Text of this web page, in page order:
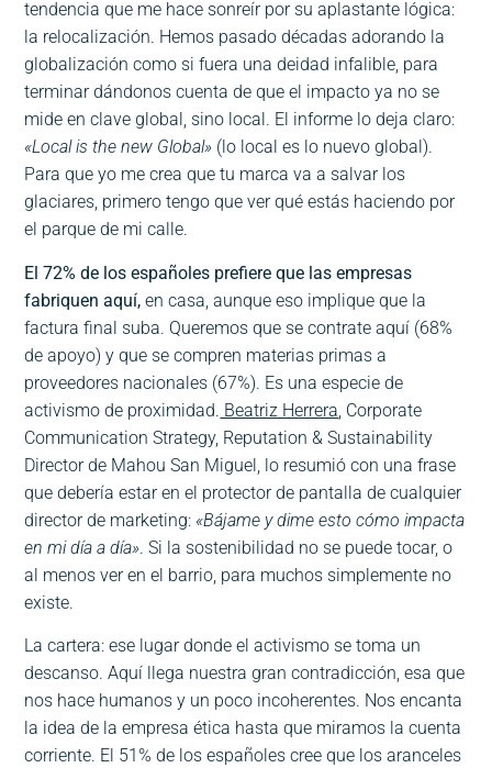
tendencia que me hace sonreír por su aplastante lógica:
la relocalización. Hemos pasado décadas adorando la
globalización como si fuera una deidad infalible, para
terminar dándonos cuenta de que el impacto ya no se
mide en clave global, sino local. El informe lo deja claro:
«Local is the new Global» (lo local es lo nuevo global).
Para que yo me crea que tu marca va a salvar los
glaciares, primero tengo que ver qué estás haciendo por
el parque de mi calle.
El 72% de los españoles prefiere que las empresas
fabriquen aquí, en casa, aunque eso implique que la
factura final suba. Queremos que se contrate aquí (68%
de apoyo) y que se compren materias primas a
proveedores nacionales (67%). Es una especie de
activismo de proximidad. Beatriz Herrera , Corporate
Communication Strategy, Reputation & Sustainability
Director de Mahou San Miguel, lo resumió con una frase
que debería estar en el protector de pantalla de cualquier
director de marketing: «Bájame y dime esto cómo impacta
en mi día a día». Si la sostenibilidad no se puede tocar, o
al menos ver en el barrio, para muchos simplemente no
existe.
La cartera: ese lugar donde el activismo se toma un
descanso. Aquí llega nuestra gran contradicción, esa que
nos hace humanos y un poco incoherentes. Nos encanta
la idea de la empresa ética hasta que miramos la cuenta
corriente. El 51% de los españoles cree que los aranceles